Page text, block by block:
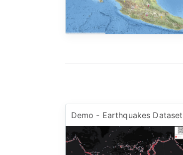
Demo - Earthquakes Dataset